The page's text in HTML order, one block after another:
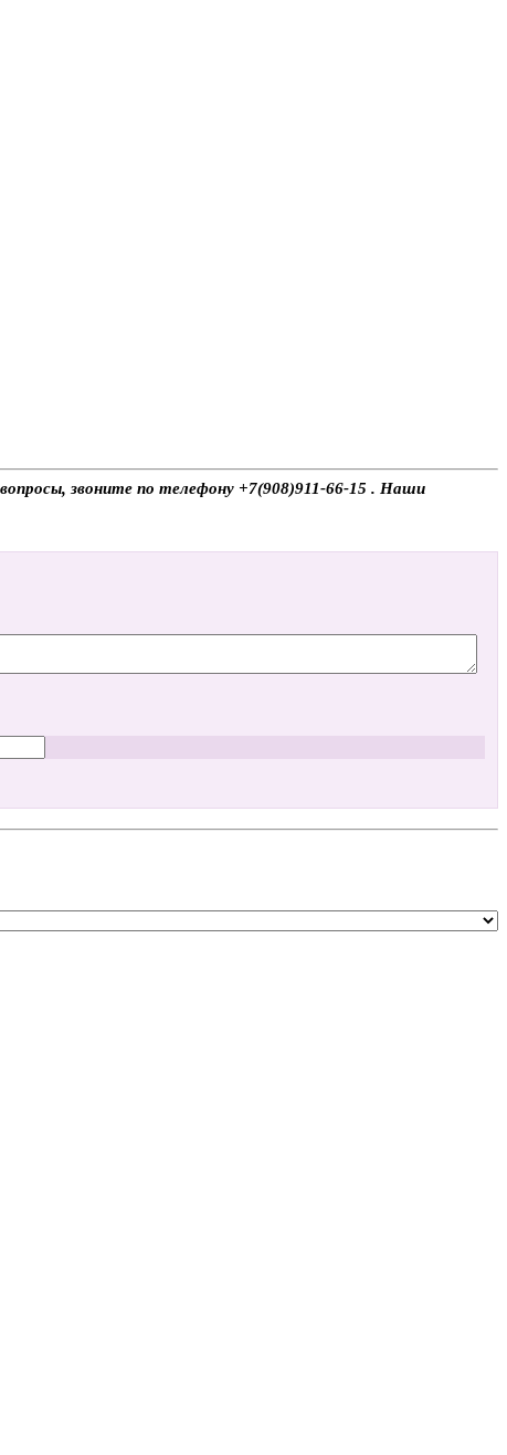
звоните по телефону +7(908)911-66-15 . Наши